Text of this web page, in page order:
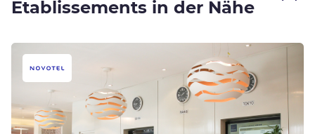
Etablissements in der Nähe